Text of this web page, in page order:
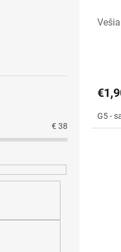
€ 38
G5 -